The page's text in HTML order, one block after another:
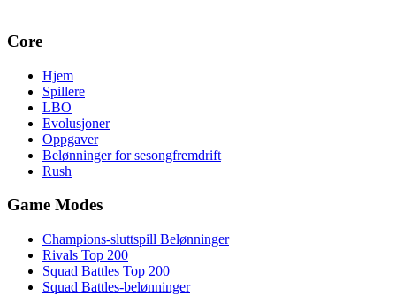
Core
Hjem
Spillere
LBO
Evolusjoner
Oppgaver
Belønninger for sesongfremdrift
Rush
Game Modes
Champions-sluttspill Belønninger
Rivals Top 200
Squad Battles Top 200
Squad Battles-belønninger